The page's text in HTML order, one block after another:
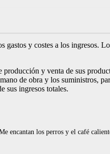
y costes a los ingresos.
producción y venta de sus
de obra y los suministros,
sus ingresos totales.
encantan los perros y el café